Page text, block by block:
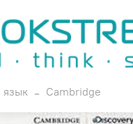
язык Cambridge